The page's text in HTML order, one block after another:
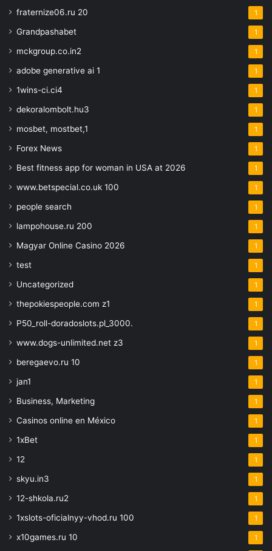
fraternize06.ru 20 1
Grandpashabet 1
mckgroup.co.in2 1
adobe generative ai 1 1
1wins-ci.ci4 1
dekoralombolt.hu3 1
mosbet, mostbet,1 1
Forex News 1
Best fitness app for woman in USA at 2026 1
www.betspecial.co.uk 100 1
people search 1
lampohouse.ru 200 1
Magyar Online Casino 2026 1
test 1
Uncategorized 1
thepokiespeople.com z1 1
P50_roll-doradoslots.pl_3000. 1
www.dogs-unlimited.net z3 1
beregaevo.ru 10 1
jan1 1
Business, Marketing 1
Casinos online en México 1
1xBet 1
12 1
skyu.in3 1
12-shkola.ru2 1
1xslots-oficialnyy-vhod.ru 100 1
x10games.ru 10 1